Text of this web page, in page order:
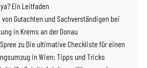
Ein Leitfaden
von Gutachten und Sachverständigen bei
in Krems an der Donau
zu Die ultimative Checkliste für einen
in Wien: Tipps und Tricks